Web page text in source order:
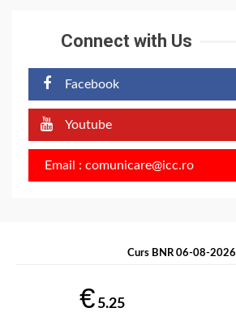
Connect with Us
Facebook
Youtube
Email : comunicare@icc.ro
Curs BNR 06-08-2026
€ 5.25